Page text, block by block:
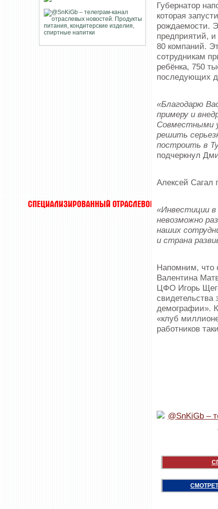
Губернатор
которая
рождаемости.
предприятий,
80 компаний.
сотрудникам
ребёнка, 750
последующих
«Благодарю
примеру и
Совместными
решить
построить в
подчеркнул
Алексей Сагал
«Инвестиции
невозможно
наших
и страна
Напомним, что
Валентина
ЦФО Игорь
свидетельства
демографии».
«клуб
работников